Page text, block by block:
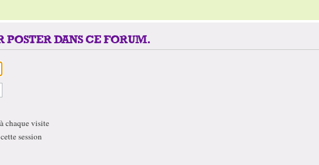
POSTER DANS CE FORUM.
chaque visite
session